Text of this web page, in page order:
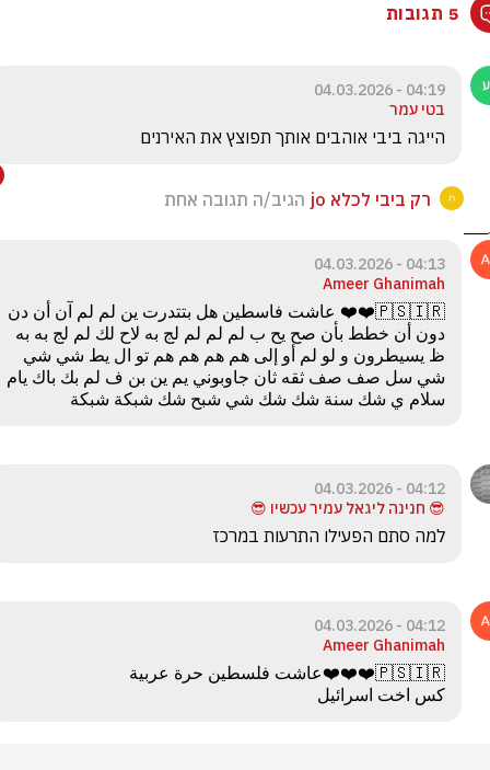
5 תגובות
04:19 - 04.03.2026
בטי עמר
הייגה ביבי אוהבים אותך תפוצץ את האירנים
רק ביבי לכלא jo הגיב/ה תגובה אחת
04:13 - 04.03.2026
Ameer Ghanimah
سلام ي شك سنة شك شك شي شبح شك شبكة شبكة
04:12 - 04.03.2026
😎 חנינה ליגאל עמיר עכשיו 😎
למה סתם הפעילו התרעות במרכז
04:12 - 04.03.2026
Ameer Ghanimah
كس اخت اسرائيل